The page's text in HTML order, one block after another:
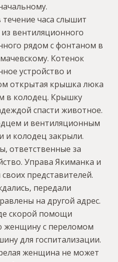
часа слышит
вентиляционного
рядом с фонтаном в
Котенок
устройство и
открытая крышка люка
в колодец. Крышку
спасти животное.
и вентиляционным
и колодец закрыли.
ответственные за
Управа Якиманка и
представителей.
передали
на другой адрес.
скорой помощи
женщину с переломом
для госпитализации.
женщина не может